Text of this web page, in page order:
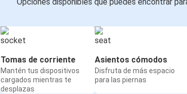
Tomas de corriente
Mantén tus dispositivos
cargados mientras te
desplazas
Asientos cómodos
Disfruta de más espacio
para las piernas